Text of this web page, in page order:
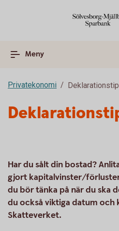
Meny
Privatekonomi
Har du sålt din bostad?
gjort kapitalvinster/
du bör tänka på när du ska
du också viktiga datum och
Skatteverket.